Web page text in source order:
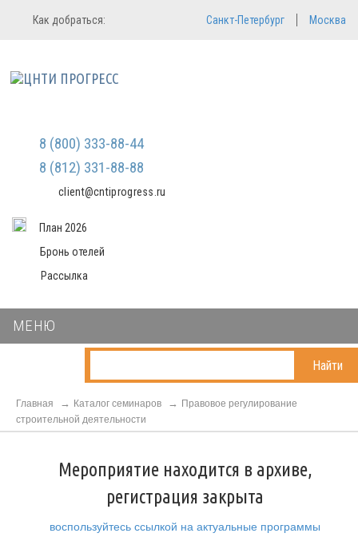
Регистрация
Мы не передаем ваши данные
третьим лицам и не рассылаем
Вход в систему
Как добраться: Санкт-Петербург Москва
8 (800) 333-88-44
8 (812) 331-88-88
client@cntiprogress.ru
План 2026
Бронь отелей
Рассылка
МЕНЮ
Найти
Главная Каталог семинаров
Правовое регулирование
строительной деятельности
Мероприятие находится в архиве,
регистрация закрыта
воспользуйтесь ссылкой на актуальные программы